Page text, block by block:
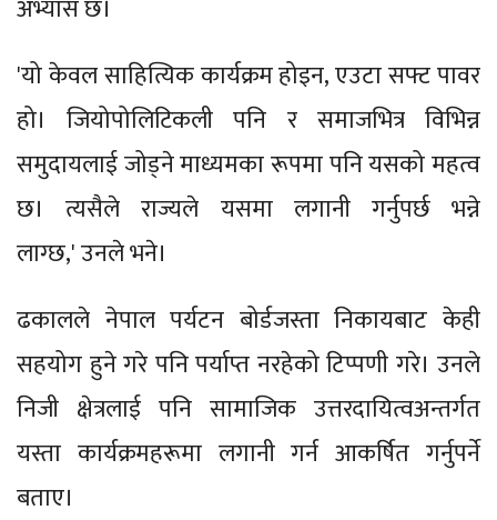
अभ्यास छ।
'यो केवल साहित्यिक कार्यक्रम होइन, एउटा सफ्ट पावर
हो। जियोपोलिटिकली पनि र समाजभित्र विभिन्न
समुदायलाई जोड्ने माध्यमका रूपमा पनि यसको महत्व
छ। त्यसैले राज्यले यसमा लगानी गर्नुपर्छ भन्ने
लाग्छ,' उनले भने।
ढकालले नेपाल पर्यटन बोर्डजस्ता निकायबाट केही
सहयोग हुने गरे पनि पर्याप्त नरहेको टिप्पणी गरे। उनले
निजी क्षेत्रलाई पनि सामाजिक उत्तरदायित्वअन्तर्गत
यस्ता कार्यक्रमहरूमा लगानी गर्न आकर्षित गर्नुपर्ने
बताए।